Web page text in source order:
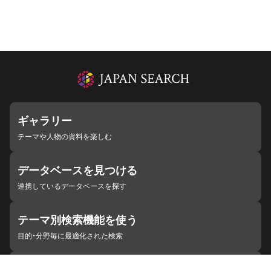
ギャラリー
テーマや人物の資料を楽しむ
データベースを見つける
連携しているデータベースを探す
テーマ別検索機能を使う
目的・分野毎に最適化された検索